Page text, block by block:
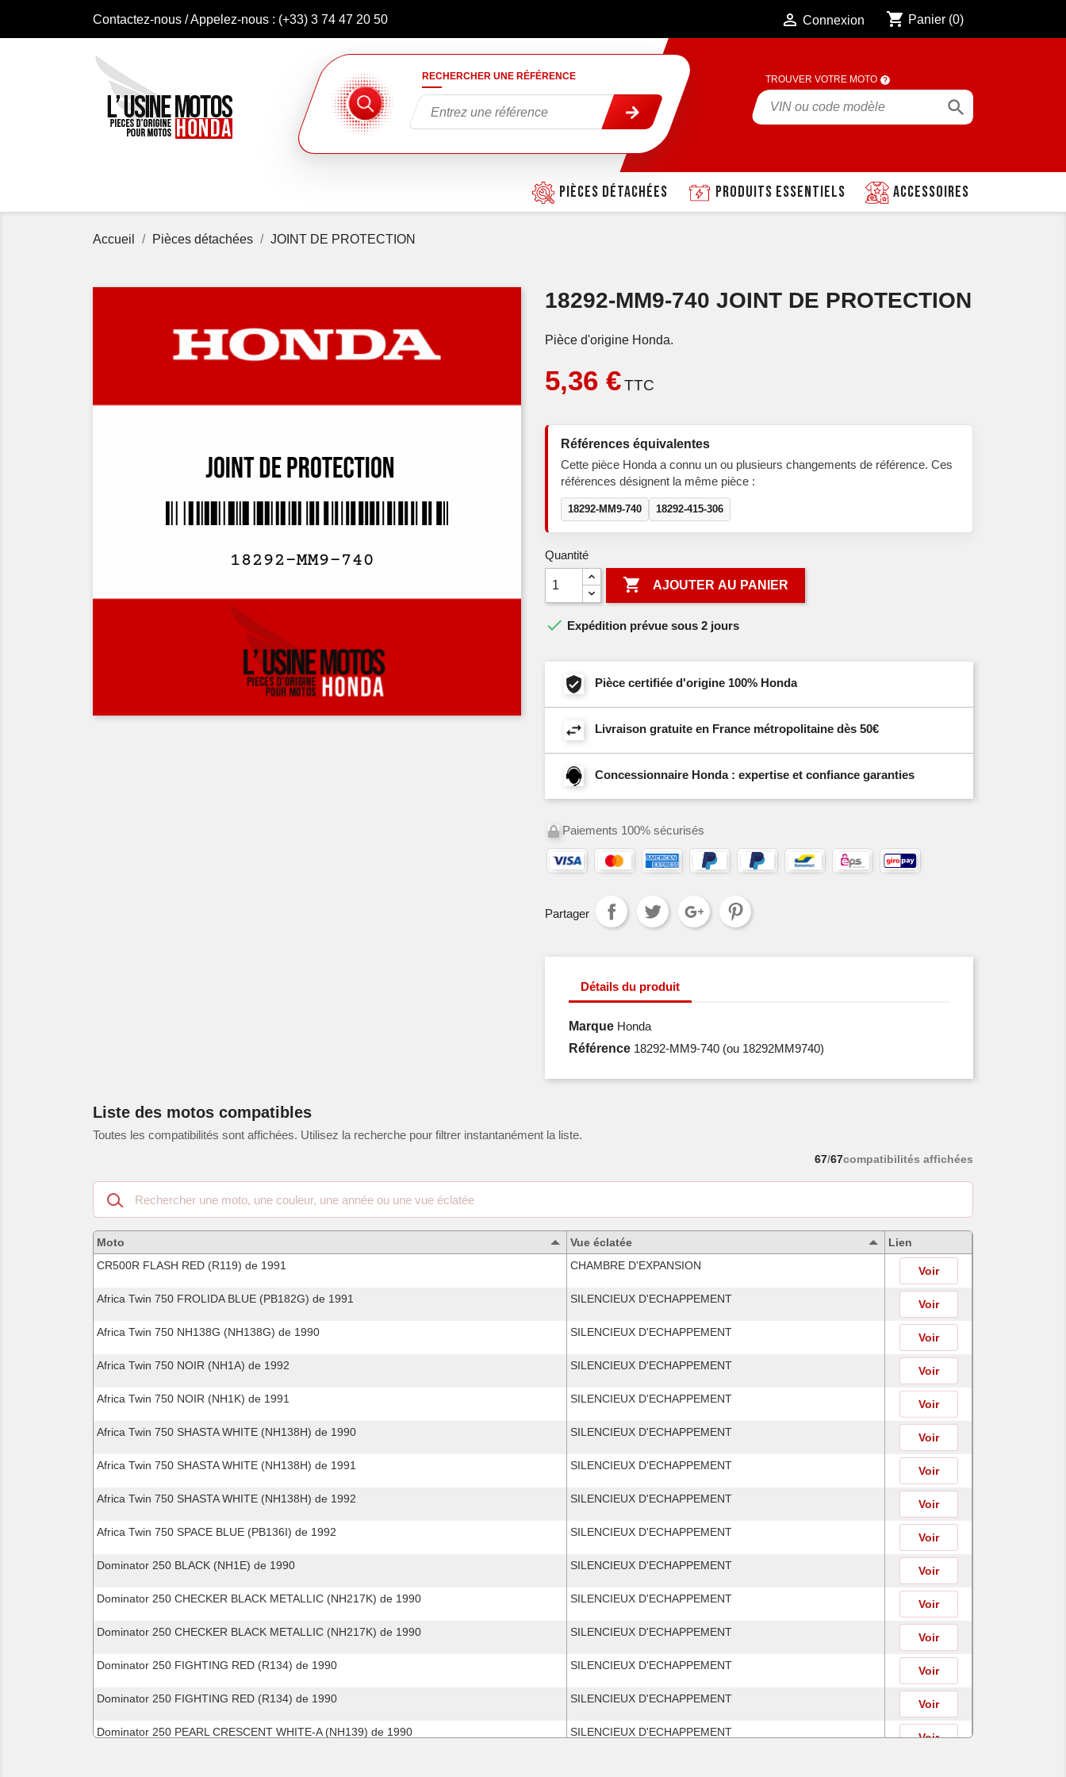
Contactez-nous / Appelez-nous : (+33) 3 74 47 20 50  Connexion shopping_cart Panier (0)
RECHERCHER UNE RÉFÉRENCE TROUVER VOTRE MOTO

Accessoires
Produits essentiels
Pièces détachées
Accueil Pièces détachées JOINT DE PROTECTION
18292-MM9-740 JOINT DE PROTECTION
Pièce d'origine Honda.
5,36 €TTC
Références équivalentes
Cette pièce Honda a connu un ou plusieurs changements de référence. Ces
références désignent la même pièce :
18292-MM9-740 18292-415-306
Quantité
 AJOUTER AU PANIER
 Expédition prévue sous 2 jours
Pièce certifiée d'origine 100% Honda
Livraison gratuite en France métropolitaine dès 50€
Concessionnaire Honda : expertise et confiance garanties
Paiements 100% sécurisés
Partager
Détails du produit
Marque Honda
Référence 18292-MM9-740 (ou 18292MM9740)
Liste des motos compatibles
Toutes les compatibilités sont affichées. Utilisez la recherche pour filtrer instantanément la liste.
67/67compatibilités affichées
Recherche
dans
les
motos
compatibles
Moto Vue éclatée
Lien
CR500R FLASH RED (R119) de 1991
CHAMBRE D'EXPANSION Voir
Africa Twin 750 FROLIDA BLUE (PB182G) de 1991 SILENCIEUX D'ECHAPPEMENT Voir
Africa Twin 750 NH138G (NH138G) de 1990 SILENCIEUX D'ECHAPPEMENT Voir
Africa Twin 750 NOIR (NH1A) de 1992 SILENCIEUX D'ECHAPPEMENT Voir
Africa Twin 750 NOIR (NH1K) de 1991 SILENCIEUX D'ECHAPPEMENT Voir
Africa Twin 750 SHASTA WHITE (NH138H) de 1990 SILENCIEUX D'ECHAPPEMENT Voir
Africa Twin 750 SHASTA WHITE (NH138H) de 1991 SILENCIEUX D'ECHAPPEMENT Voir
Africa Twin 750 SHASTA WHITE (NH138H) de 1992 SILENCIEUX D'ECHAPPEMENT Voir
Africa Twin 750 SPACE BLUE (PB136I) de 1992 SILENCIEUX D'ECHAPPEMENT Voir
Dominator 250 BLACK (NH1E) de 1990 SILENCIEUX D'ECHAPPEMENT Voir
Dominator 250 CHECKER BLACK METALLIC (NH217K) de 1990 SILENCIEUX D'ECHAPPEMENT Voir
Dominator 250 CHECKER BLACK METALLIC (NH217K) de 1990 SILENCIEUX D'ECHAPPEMENT Voir
Dominator 250 FIGHTING RED (R134) de 1990 SILENCIEUX D'ECHAPPEMENT Voir
Dominator 250 FIGHTING RED (R134) de 1990 SILENCIEUX D'ECHAPPEMENT Voir
Dominator 250 PEARL CRESCENT WHITE-A (NH139) de 1990 SILENCIEUX D'ECHAPPEMENT Voir